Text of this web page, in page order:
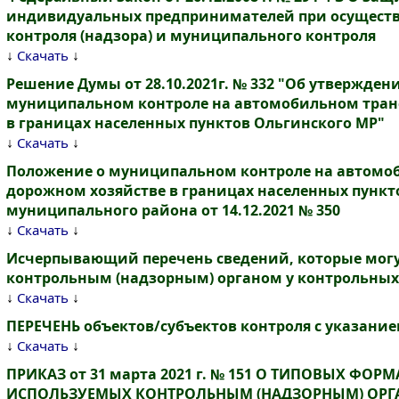
индивидуальных предпринимателей при
контроля (надзора) и муниципального контроля
↓ Скачать ↓
Решение Думы от 28.10.2021г. № 332 "Об
муниципальном контроле на автомобильном
в границах населенных пунктов Ольгинского МР"
↓ Скачать ↓
Положение о муниципальном контроле на
дорожном хозяйстве в границах населенных
муниципального района от 14.12.2021 № 350
↓ Скачать ↓
Исчерпывающий перечень сведений, которые
контрольным (надзорным) органом у
↓ Скачать ↓
ПЕРЕЧЕНЬ объектов/субъектов контроля с
↓ Скачать ↓
ПРИКАЗ от 31 марта 2021 г. № 151 О ТИПОВЫХ
ИСПОЛЬЗУЕМЫХ КОНТРОЛЬНЫМ (НАДЗОРНЫМ)